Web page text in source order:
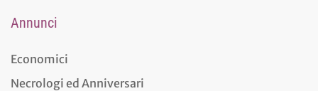
Annunci
Economici
Necrologi ed Anniversari